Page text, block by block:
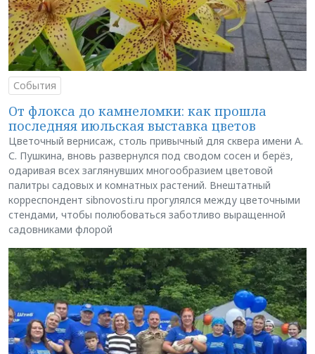
События
От флокса до камнеломки: как прошла
последняя июльская выставка цветов
Цветочный вернисаж, столь привычный для сквера имени А.
С. Пушкина, вновь развернулся под сводом сосен и берёз,
одаривая всех заглянувших многообразием цветовой
палитры садовых и комнатных растений. Внештатный
корреспондент sibnovosti.ru прогулялся между цветочными
стендами, чтобы полюбоваться заботливо выращенной
садовниками флорой